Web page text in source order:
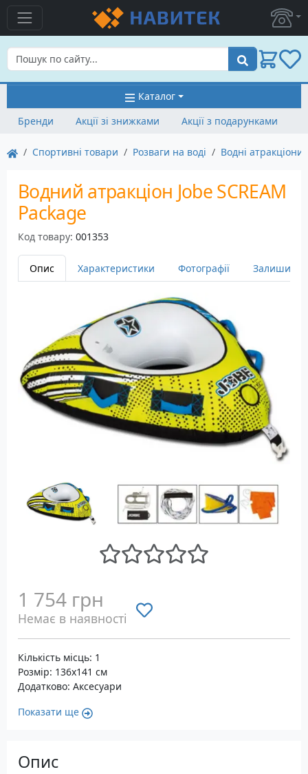
Пошук
Каталог
Бренди
Акції зі знижками Акції з подарунками
Спортивні товари Розваги на воді Водні атракціони
Водний атракціон Jobe SCREAM
Package
Код товару: 001353
Опис Характеристики Фотографії Залишити
1 754 грн
Немає в наявності
Кількість місць: 1
Розмір: 136х141 см
Додатково: Аксесуари
Показати ще
Опис